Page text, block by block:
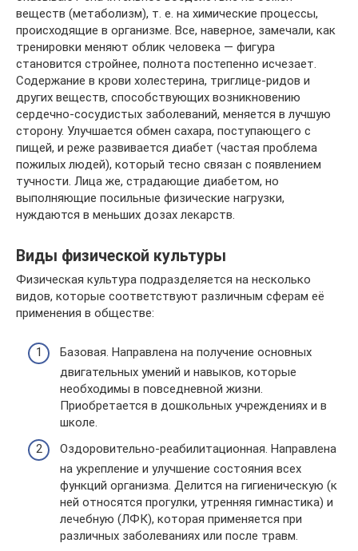
веществ (метаболизм), т. е. на химические процессы,
происходящие в организме. Все, наверное, замечали, как
тренировки меняют облик человека — фигура
становится стройнее, полнота посте­пенно исчезает.
Содержание в крови холестерина, триглице-ридов и
других веществ, способствующих возникновению
сердечно-сосудистых заболеваний, меняется в лучшую
сто­рону. Улучшается обмен сахара, поступающего с
пищей, и реже развивается диабет (частая проблема
пожилых людей), который тесно связан с появлением
тучности. Лица же, страдающие диабетом, но
выполняющие посильные физиче­ские нагрузки,
нуждаются в меньших дозах лекарств.
Виды физической культуры
Физическая культура подразделяется на несколько
видов, которые соответствуют различным сферам её
применения в обществе:
Базовая. Направлена на получение основных
двигательных умений и навыков, которые
необходимы в повседневной жизни.
Приобретается в дошкольных учреждениях и в
школе.
Оздоровительно-реабилитационная. Направлена
на укрепление и улучшение состояния всех
функций организма. Делится на гигиеническую (к
ней относятся прогулки, утренняя гимнастика) и
лечебную (ЛФК), которая применяется при
различных заболеваниях или после травм.